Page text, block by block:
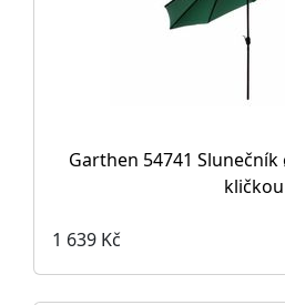
Garthen 54741 Slunečník
kličkou
1 639 Kč